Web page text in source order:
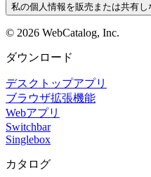
私の個人情報を販売または共有
© 2026 WebCatalog, Inc.
ダウンロード
デスクトップアプリ
ブラウザ拡張機能
Webアプリ
Switchbar
Singlebox
カタログ